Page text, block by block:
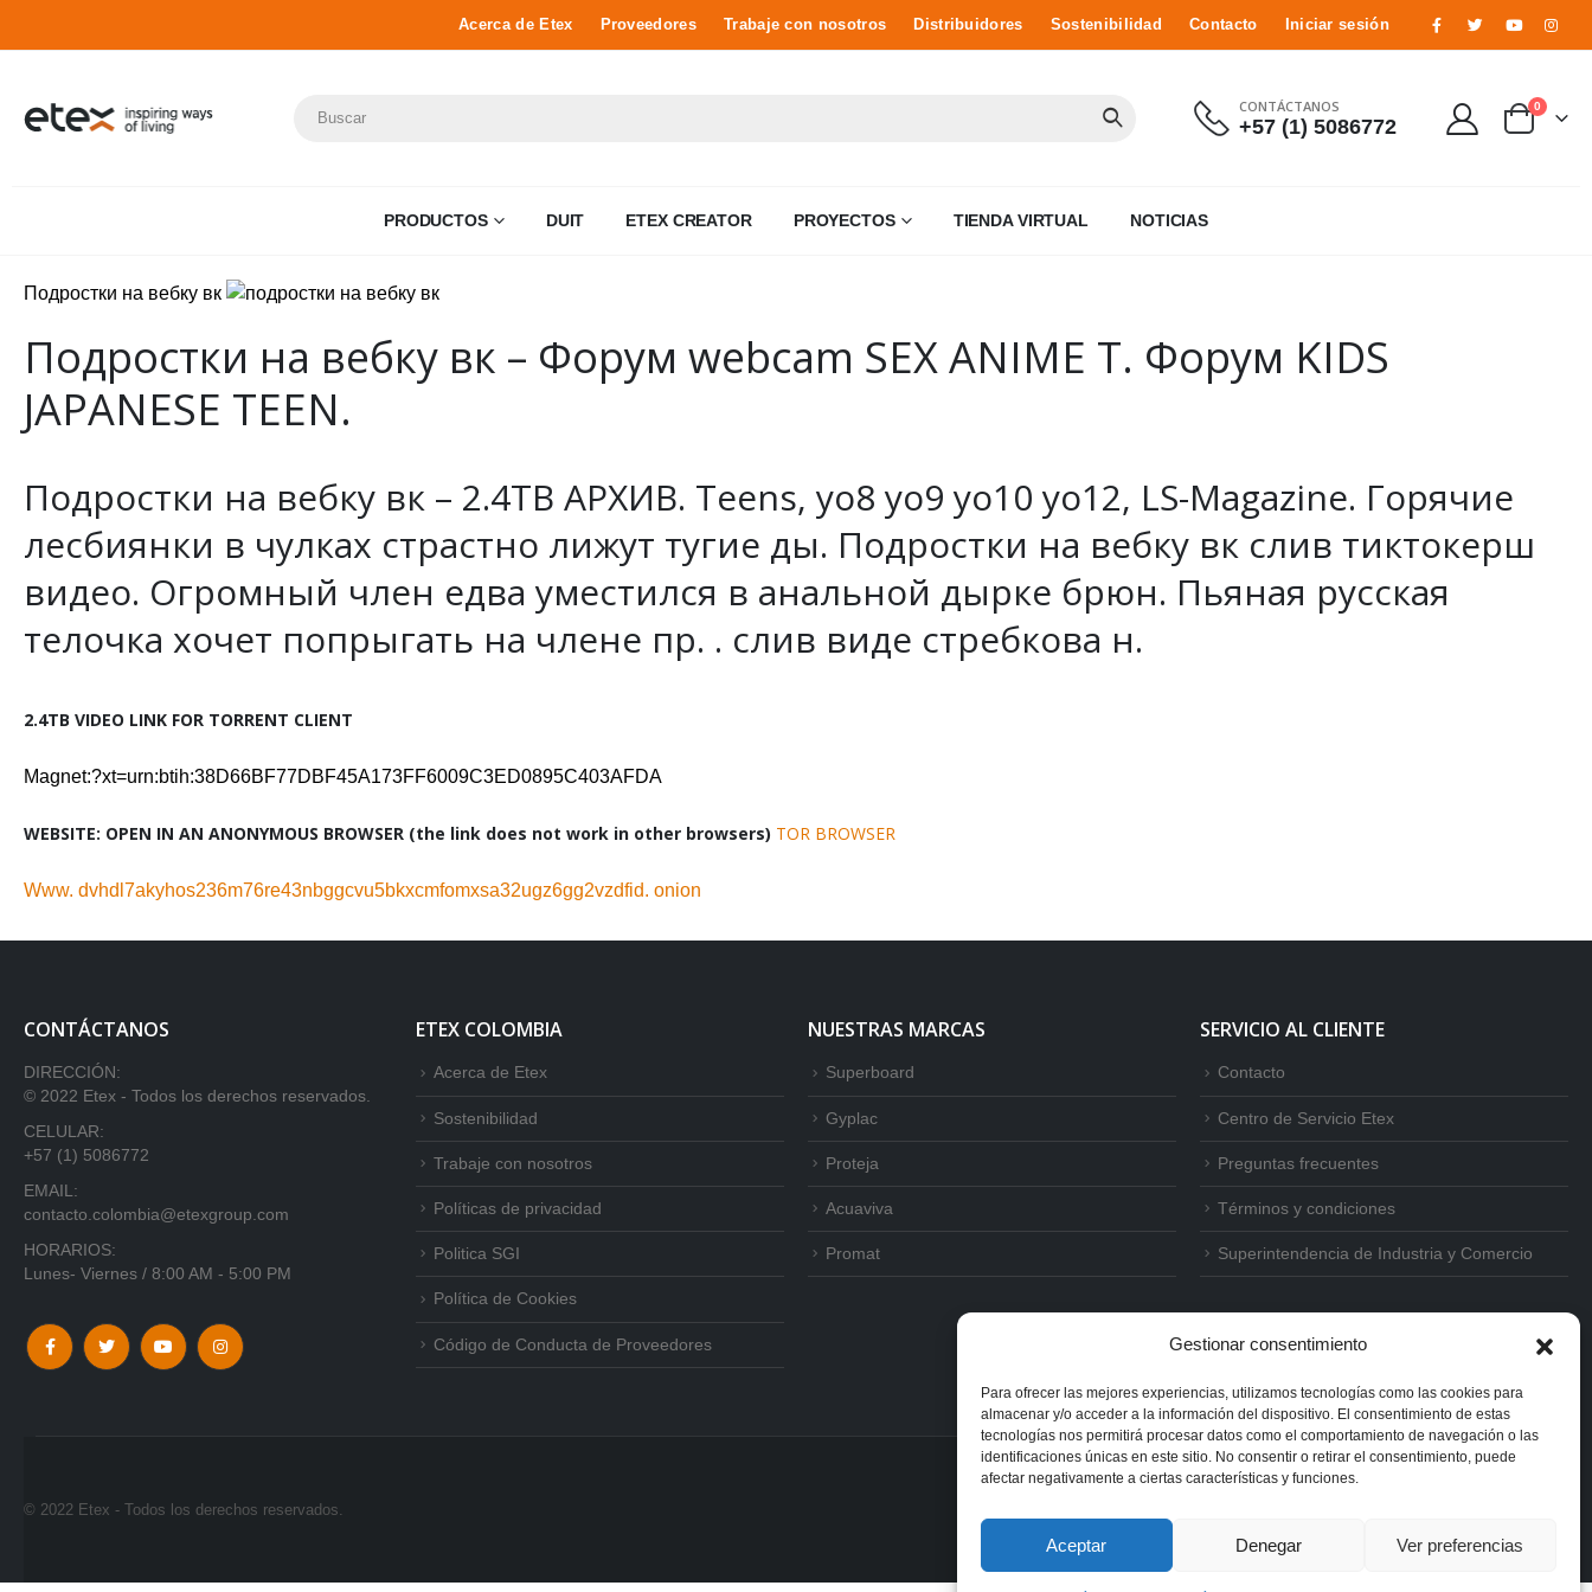
Gestionar consentimiento
Para ofrecer las mejores experiencias, utilizamos tecnologías como las cookies para
almacenar y/o acceder a la información del dispositivo. El consentimiento de estas
tecnologías nos permitirá procesar datos como el comportamiento de navegación o las
identificaciones únicas en este sitio. No consentir o retirar el consentimiento, puede
afectar negativamente a ciertas características y funciones.
Aceptar Denegar Ver preferencias
Acerca de Etex Proveedores Trabaje con nosotros Distribuidores Sostenibilidad Contacto Iniciar sesión
CONTÁCTANOS
+57 (1) 5086772
0
PRODUCTOS DUIT ETEX CREATOR PROYECTOS TIENDA VIRTUAL NOTICIAS
Подростки на вебку вк
Подростки на вебку вк – Форум webcam SEX ANIME T. Форум KIDS
JAPANESE TEEN.
Подростки на вебку вк – 2.4TB АРХИВ. Teens, yo8 yo9 yo10 yo12, LS-Magazine. Горячие
лесбиянки в чулках страстно лижут тугие ды. Подростки на вебку вк слив тиктокерш
видео. Огромный член едва уместился в анальной дырке брюн. Пьяная русская
телочка хочет попрыгать на члене пр. . слив виде стребкова н.
2.4TB VIDEO LINK FOR TORRENT CLIENT
Magnet:?xt=urn:btih:38D66BF77DBF45A173FF6009C3ED0895C403AFDA
WEBSITE: OPEN IN AN ANONYMOUS BROWSER (the link does not work in other browsers) TOR BROWSER
Www. dvhdl7akyhos236m76re43nbggcvu5bkxcmfomxsa32ugz6gg2vzdfid. onion
CONTÁCTANOS
DIRECCIÓN:
© 2022 Etex - Todos los derechos reservados.
CELULAR:
+57 (1) 5086772
EMAIL:
contacto.colombia@etexgroup.com
HORARIOS:
Lunes- Viernes / 8:00 AM - 5:00 PM
ETEX COLOMBIA
Acerca de Etex
Sostenibilidad
Trabaje con nosotros
Políticas de privacidad
Politica SGI
Política de Cookies
Código de Conducta de Proveedores
NUESTRAS MARCAS
Superboard
Gyplac
Proteja
Acuaviva
Promat
SERVICIO AL CLIENTE
Contacto
Centro de Servicio Etex
Preguntas frecuentes
Términos y condiciones
Superintendencia de Industria y Comercio
© 2022 Etex - Todos los derechos reservados.